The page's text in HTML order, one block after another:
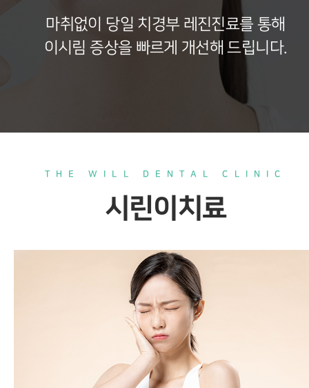
마취없이 당일 치경부 레진진료를 통해
이시림 증상을 빠르게 개선해 드립니다.
THE WILL DENTAL CLINIC
시린이치료